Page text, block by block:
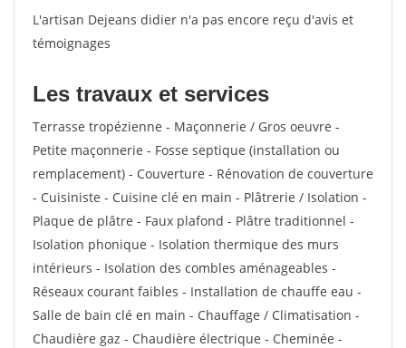
L'artisan Dejeans didier n'a pas encore reçu d'avis et
témoignages
Les travaux et services
Terrasse tropézienne - Maçonnerie / Gros oeuvre -
Petite maçonnerie - Fosse septique (installation ou
remplacement) - Couverture - Rénovation de couverture
- Cuisiniste - Cuisine clé en main - Plâtrerie / Isolation -
Plaque de plâtre - Faux plafond - Plâtre traditionnel -
Isolation phonique - Isolation thermique des murs
intérieurs - Isolation des combles aménageables -
Réseaux courant faibles - Installation de chauffe eau -
Salle de bain clé en main - Chauffage / Climatisation -
Chaudière gaz - Chaudière électrique - Cheminée -